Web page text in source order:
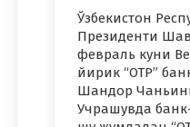
Ўзбекистон
Президенти
февраль куни
йирик “OTP”
Шандор
Учрашувда